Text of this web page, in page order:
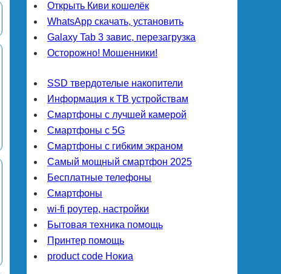
Открыть Киви кошелёк
WhatsApp скачать, установить
Galaxy Tab 3 завис, перезагрузка
Осторожно! Мошенники!
SSD твердотелые накопители
Информация к ТВ устройствам
Смартфоны с лучшей камерой
Смартфоны с 5G
Смартфоны с гибким экраном
Самый мощный смартфон 2025
Бесплатные телефоны
Смартфоны
wi-fi роутер, настройки
Бытовая техника помощь
Принтер помощь
product code Нокиа